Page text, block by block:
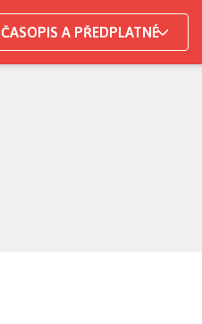
ČASOPIS A PŘEDPLATNÉ